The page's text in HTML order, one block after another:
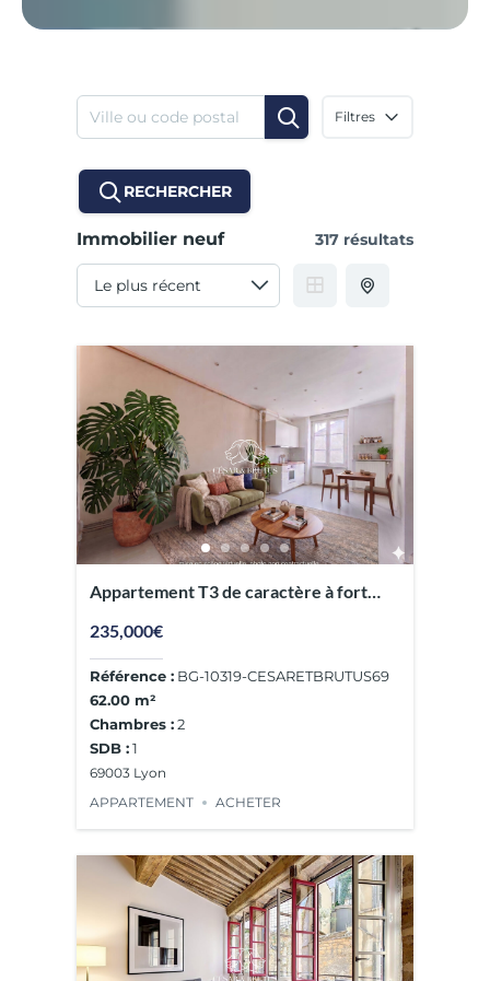
Filtres
RECHERCHER
Immobilier neuf 317 résultats
Appartement T3 de caractère à fort
235,000€
Référence : BG-10319-CESARETBRUTUS69
62.00 m²
Chambres :2
SDB :1
69003 Lyon
APPARTEMENT
ACHETER